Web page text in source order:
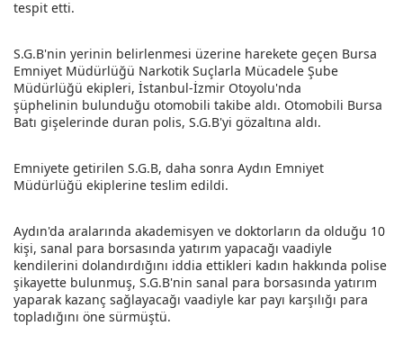
tespit etti.
S.G.B'nin yerinin belirlenmesi üzerine harekete geçen Bursa
Emniyet Müdürlüğü Narkotik Suçlarla Mücadele Şube
Müdürlüğü ekipleri, İstanbul-İzmir Otoyolu'nda
şüphelinin bulunduğu otomobili takibe aldı. Otomobili Bursa
Batı gişelerinde duran polis, S.G.B'yi gözaltına aldı.
Emniyete getirilen S.G.B, daha sonra Aydın Emniyet
Müdürlüğü ekiplerine teslim edildi.
Aydın'da aralarında akademisyen ve doktorların da olduğu 10
kişi, sanal para borsasında yatırım yapacağı vaadiyle
kendilerini dolandırdığını iddia ettikleri kadın hakkında polise
şikayette bulunmuş, S.G.B'nin sanal para borsasında yatırım
yaparak kazanç sağlayacağı vaadiyle kar payı karşılığı para
topladığını öne sürmüştü.